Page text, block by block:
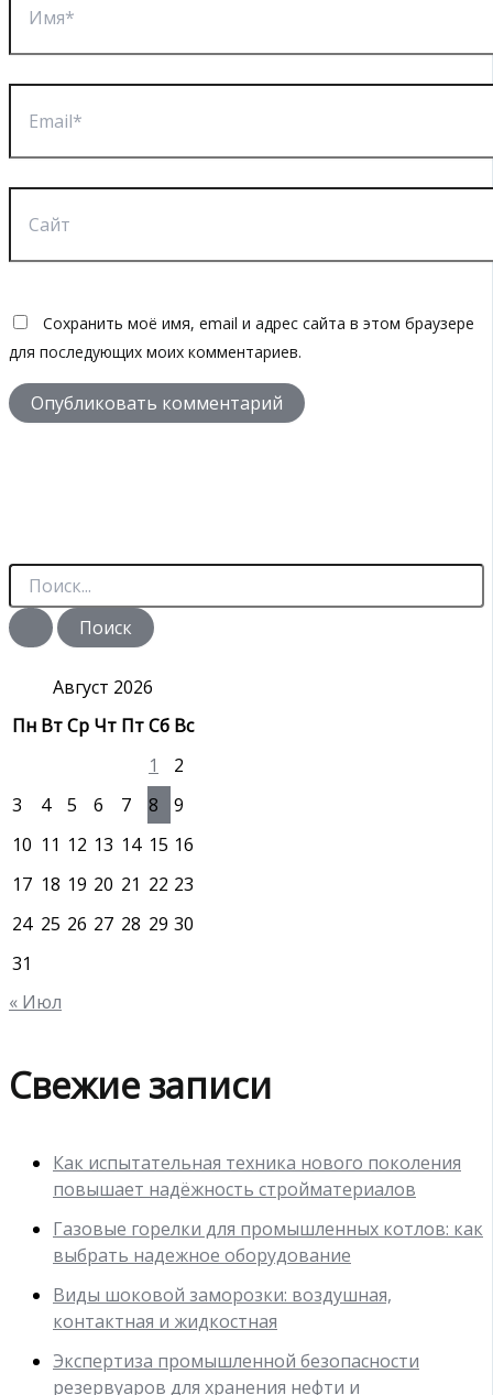
Сохранить моё имя, email и адрес сайта в этом браузере
для последующих моих комментариев.
П
и
с
Август 2026
Пн ВтСр Чт ПтСб Вс
1
2
3
4 5 6 7 8
9
10 11 12 13 14 15 16
17 18 19 20 21 22 23
24 25 26 27 28 29 30
31
« Июл
Свежие записи
Как испытательная техника нового поколения
повышает надёжность стройматериалов
Газовые горелки для промышленных котлов: как
выбрать надежное оборудование
Виды шоковой заморозки: воздушная,
контактная и жидкостная
Экспертиза промышленной безопасности
резервуаров для хранения нефти и